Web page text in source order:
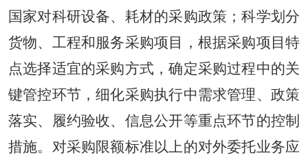
国家对科研设备、耗材的采购政策；科学划分
货物、工程和服务采购项目，根据采购项目特
点选择适宜的采购方式，确定采购过程中的关
键管控环节，细化采购执行中需求管理、政策
落实、履约验收、信息公开等重点环节的控制
措施。对采购限额标准以上的对外委托业务应